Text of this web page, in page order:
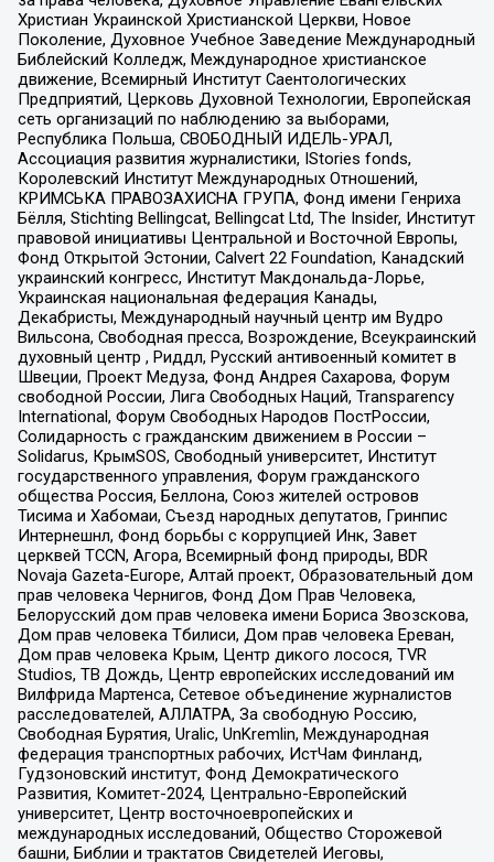
Христиан Украинской Христианской Церкви, Новое
Поколение, Духовное Учебное Заведение Международный
Библейский Колледж, Международное христианское
движение, Всемирный Институт Саентологических
Предприятий, Церковь Духовной Технологии, Европейская
сеть организаций по наблюдению за выборами,
Республика Польша, СВОБОДНЫЙ ИДЕЛЬ-УРАЛ,
Ассоциация развития журналистики, IStories fonds,
Королевский Институт Международных Отношений,
КРИМСЬКА ПРАВОЗАХИСНА ГРУПА, Фонд имени Генриха
Бёлля, Stichting Bellingcat, Bellingcat Ltd, The Insider, Институт
правовой инициативы Центральной и Восточной Европы,
Фонд Открытой Эстонии, Calvert 22 Foundation, Канадский
украинский конгресс, Институт Макдональда-Лорье,
Украинская национальная федерация Канады,
Декабристы, Международный научный центр им Вудро
Вильсона, Свободная пресса, Возрождение, Всеукраинский
духовный центр , Риддл, Русский антивоенный комитет в
Швеции, Проект Медуза, Фонд Андрея Сахарова, Форум
свободной России, Лига Свободных Наций, Transparеncy
International, Форум Свободных Народов ПостРоссии,
Солидарность с гражданским движением в России –
Solidarus, КрымSOS, Свободный университет, Институт
государственного управления, Форум гражданского
общества Россия, Беллона, Союз жителей островов
Тисима и Хабомаи, Съезд народных депутатов, Гринпис
Интернешнл, Фонд борьбы с коррупцией Инк, Завет
церквей TCCN, Агора, Всемирный фонд природы, BDR
Novaja Gazeta-Europe, Алтай проект, Образовательный дом
прав человека Чернигов, Фонд Дом Прав Человека,
Белорусский дом прав человека имени Бориса Звозскова,
Дом прав человека Тбилиси, Дом прав человека Ереван,
Дом прав человека Крым, Центр дикого лосося, TVR
Studios, ТВ Дождь, Центр европейских исследований им
Вилфрида Мартенса, Сетевое объединение журналистов
расследователей, АЛЛАТРА, За свободную Россию,
Свободная Бурятия, Uralic, UnKremlin, Международная
федерация транспортных рабочих, ИстЧам Финланд,
Гудзоновский институт, Фонд Демократического
Развития, Комитет-2024, Центрально-Европейский
университет, Центр восточноевропейских и
международных исследований, Общество Сторожевой
башни, Библии и трактатов Свидетелей Иеговы,